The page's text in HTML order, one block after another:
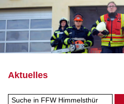
Aktuelles